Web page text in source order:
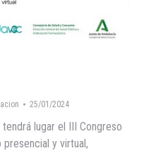
25/01/2024
lugar el III Congreso
presencial y virtual,